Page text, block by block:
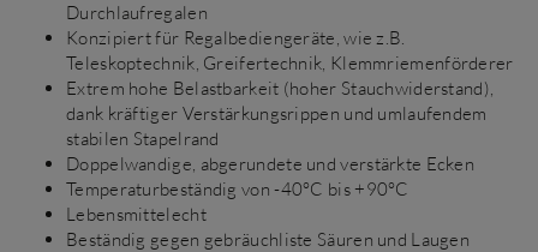
Durchlaufregalen
Konzipiert für Regalbediengeräte, wie z.B.
Teleskoptechnik, Greifertechnik, Klemmriemenförderer
Extrem hohe Belastbarkeit (hoher Stauchwiderstand),
dank kräftiger Verstärkungsrippen und umlaufendem
stabilen Stapelrand
Doppelwandige, abgerundete und verstärkte Ecken
Temperaturbeständig von -40°C bis +90°C
Lebensmittelecht
Beständig gegen gebräuchliste Säuren und Laugen